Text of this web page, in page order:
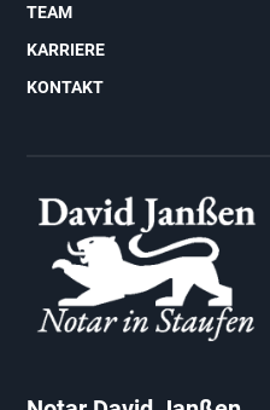
TEAM
KARRIERE
KONTAKT